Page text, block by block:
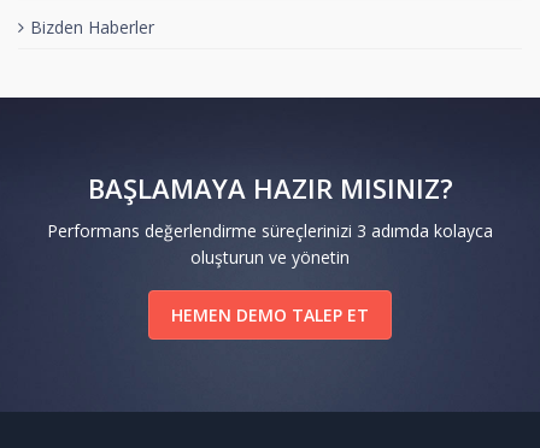
Bizden Haberler
BAŞLAMAYA HAZIR MISINIZ?
Performans değerlendirme süreçlerinizi 3 adımda kolayca
oluşturun ve yönetin
HEMEN DEMO TALEP ET